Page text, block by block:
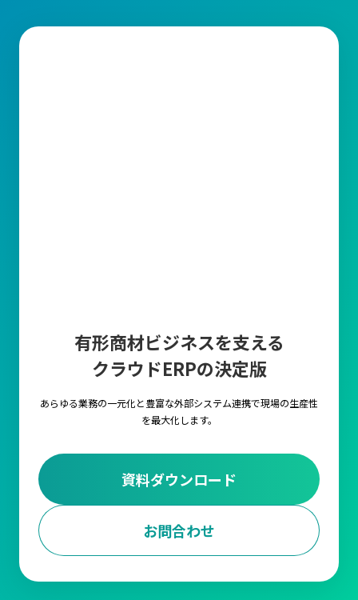
有形商材ビジネスを支える
クラウドERPの決定版
あらゆる業務の一元化と豊富な外部システム連携で現場の生産性
を最大化します。
資料ダウンロード
お問合わせ